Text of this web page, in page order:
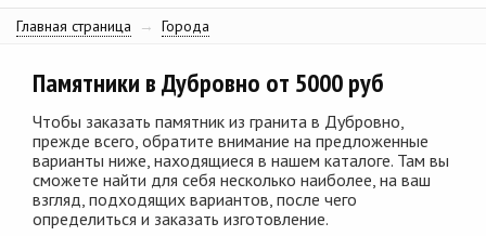
Главная страница → Города
Памятники в Дубровно от 5000 руб
Чтобы заказать памятник из гранита в Дубровно,
прежде всего, обратите внимание на предложенные
варианты ниже, находящиеся в нашем каталоге. Там вы
сможете найти для себя несколько наиболее, на ваш
взгляд, подходящих вариантов, после чего
определиться и заказать изготовление.